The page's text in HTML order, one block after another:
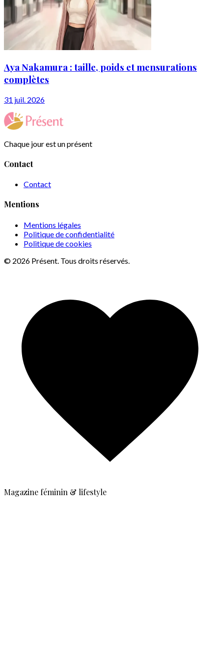
Aya Nakamura : taille, poids et mensurations
complètes
31 juil. 2026
Chaque jour est un présent
Contact
Contact
Mentions
Mentions légales
Politique de confidentialité
Politique de cookies
© 2026 Présent. Tous droits réservés.
Magazine féminin & lifestyle